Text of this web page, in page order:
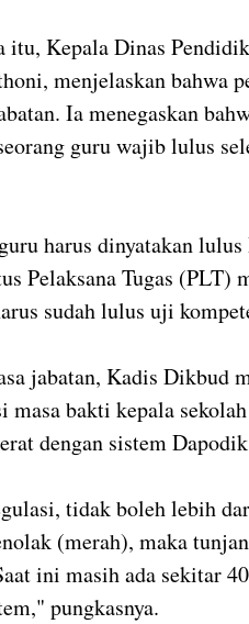
itu, Kepala Dinas
menjelaskan bahwa
Ia menegaskan
guru wajib lulus
harus dinyatakan
Pelaksana Tugas
sudah lulus uji
jabatan, Kadis Dikbud
masa bakti kepala
dengan sistem
tidak boleh lebih
(merah), maka
ini masih ada sekitar
pungkasnya.